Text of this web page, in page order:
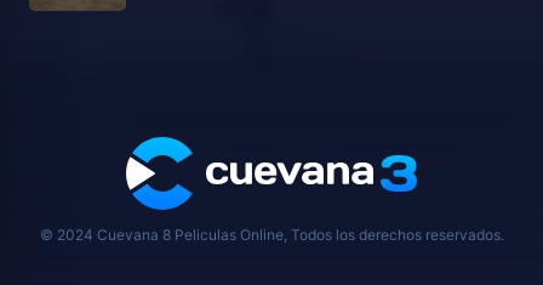
© 2024 Cuevana 8 Peliculas Online, Todos los derechos reservados.